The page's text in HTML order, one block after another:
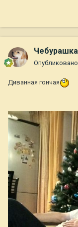
Чебурашка
Опубликовано
Диванная гончая